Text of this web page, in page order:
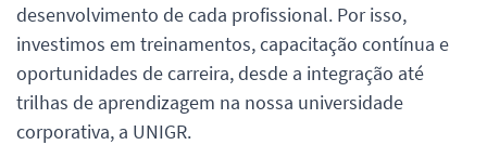
desenvolvimento de cada profissional. Por isso,
investimos em treinamentos, capacitação contínua e
oportunidades de carreira, desde a integração até
trilhas de aprendizagem na nossa universidade
corporativa, a UNIGR.